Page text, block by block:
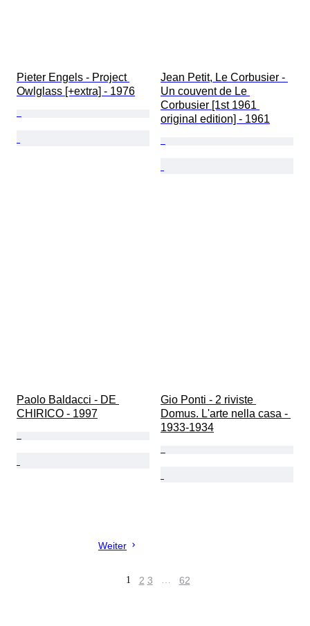
Pieter Engels - Project
Owlglass [+extra] - 1976
Jean Petit, Le Corbusier -
Un couvent de Le
Corbusier [1st 1961
original edition] - 1961
Paolo Baldacci - DE
CHIRICO - 1997
Gio Ponti - 2 riviste
Domus. L'arte nella casa -
1933-1934
Weiter
1 2 3 … 62